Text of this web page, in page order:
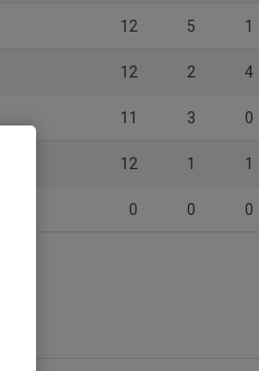
12 5 1
12 2 4
11 3 0
12 1 1
0 0 0